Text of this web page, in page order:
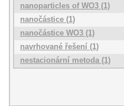
nanoparticles of WO3 (1)
nanočástice (1)
nanočástice WO3 (1)
navrhované řešení (1)
nestacionární metoda (1)